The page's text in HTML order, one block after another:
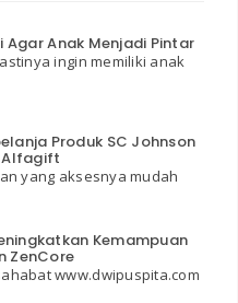
Agar Anak Menjadi Pintar
ingin memiliki anak
Produk SC Johnson
Alfagift
yang aksesnya mudah
Kemampuan
ZenCore
www.dwipuspita.com